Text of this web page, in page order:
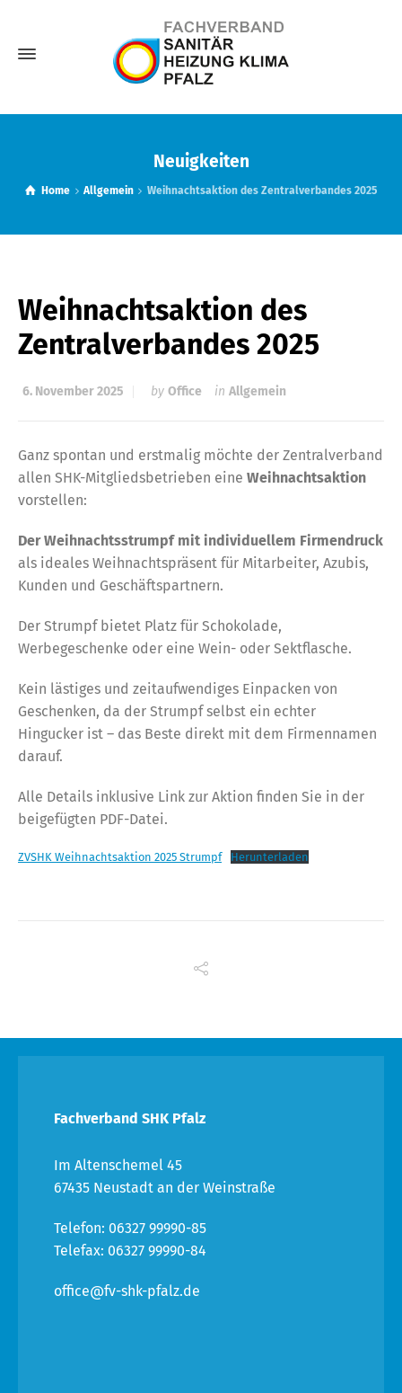
Neuigkeiten
Home Allgemein Weihnachtsaktion des Zentralverbandes 2025
Weihnachtsaktion des
Zentralverbandes 2025
6. November 2025 by Office in Allgemein
Ganz spontan und erstmalig möchte der Zentralverband
allen SHK-Mitgliedsbetrieben eine Weihnachtsaktion
vorstellen:
Der Weihnachtsstrumpf mit individuellem Firmendruck
als ideales Weihnachtspräsent für Mitarbeiter, Azubis,
Kunden und Geschäftspartnern.
Der Strumpf bietet Platz für Schokolade,
Werbegeschenke oder eine Wein- oder Sektflasche.
Kein lästiges und zeitaufwendiges Einpacken von
Geschenken, da der Strumpf selbst ein echter
Hingucker ist – das Beste direkt mit dem Firmennamen
darauf.
Alle Details inklusive Link zur Aktion finden Sie in der
beigefügten PDF-Datei.
ZVSHK Weihnachtsaktion 2025 Strumpf Herunterladen
Fachverband SHK Pfalz
Im Altenschemel 45
67435 Neustadt an der Weinstraße
Telefon: 06327 99990-85
Telefax: 06327 99990-84
office@fv-shk-pfalz.de